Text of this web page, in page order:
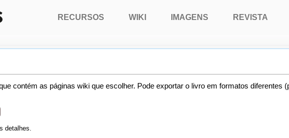
contém as páginas wiki que escolher. Pode exportar o livro em formatos diferentes
detalhes.
RECURSOS WIKI IMAGENS REVISTA